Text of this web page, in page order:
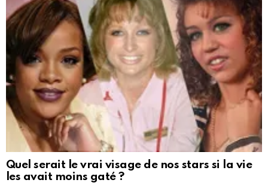
Quel serait le vrai visage de nos stars si la vie
les avait moins gaté ?